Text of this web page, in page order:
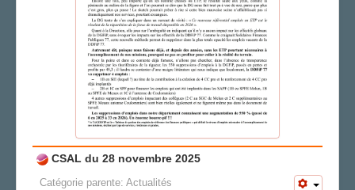
CSAL du 28 novembre 2025
Catégorie parente: Actualités